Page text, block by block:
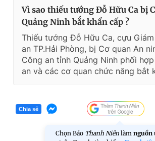
Vì sao thiếu tướng Đỗ Hữu Ca bị
Quảng Ninh bắt khẩn cấp ?
Thiếu tướng Đỗ Hữu Ca, cựu
an TP.Hải Phòng, bị Cơ quan An
Công an tỉnh Quảng Ninh phối
an và các cơ quan chức năng bắt
Chia sẻ
Chọn Báo Thanh Niên làm nguồn